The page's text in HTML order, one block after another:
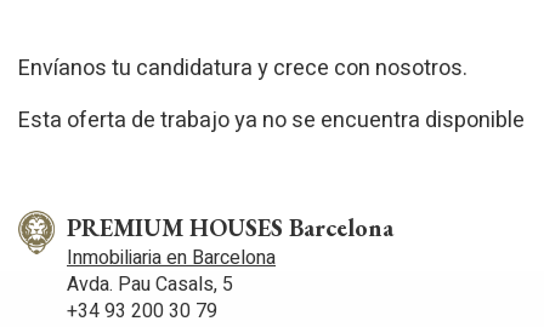
Envíanos tu candidatura y crece con nosotros.
Esta oferta de trabajo ya no se encuentra disponible
PREMIUM HOUSES Barcelona
Inmobiliaria en Barcelona
Avda. Pau Casals, 5
+34 93 200 30 79